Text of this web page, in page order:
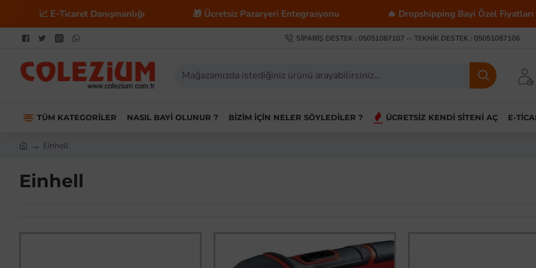
📈 E-Ticaret Danışmanlığı 🎁 Ücretsiz Pazaryeri Entegrasyonu 🔥 Dropshipping Bayi Özel Fiyatları
SIPARIŞ DESTEK : 05051087107 -- TEKNIK DESTEK : 05051087106
TÜM KATEGORILER NASIL BAYI OLUNUR ? BIZIM İÇIN NELER SÖYLEDILER ? ÜCRETSIZ KENDI SITENI AÇ E-
Einhell
Einhell